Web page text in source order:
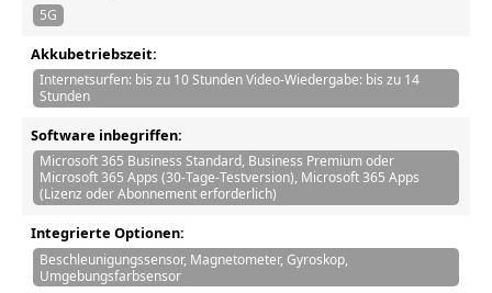
5G
Akkubetriebszeit:
Internetsurfen: bis zu 10 Stunden Video-Wiedergabe: bis zu 14
Stunden
Software inbegriffen:
Microsoft 365 Business Standard, Business Premium oder
Microsoft 365 Apps (30-Tage-Testversion), Microsoft 365 Apps
(Lizenz oder Abonnement erforderlich)
Integrierte Optionen:
Beschleunigungssensor, Magnetometer, Gyroskop,
Umgebungsfarbsensor